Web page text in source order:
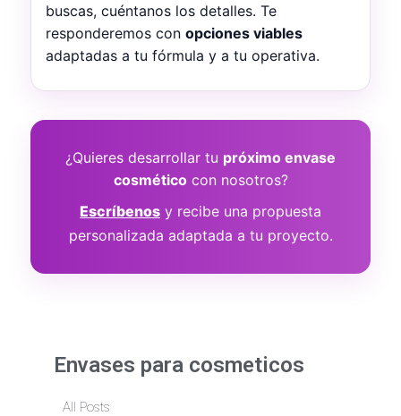
buscas, cuéntanos los detalles. Te
responderemos con opciones viables
adaptadas a tu fórmula y a tu operativa.
¿Quieres desarrollar tu próximo envase
cosméticocon nosotros?
Escríbenos y recibe una propuesta
personalizada adaptada a tu proyecto.
Envases para cosmeticos
All Posts